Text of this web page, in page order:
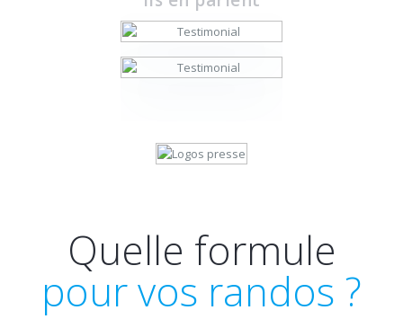
Quelle formule
pour vos randos ?